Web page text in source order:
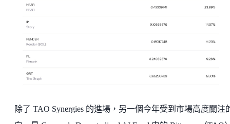
除了 TAO Synergies 的進場，另一個今年受到市場高度關注